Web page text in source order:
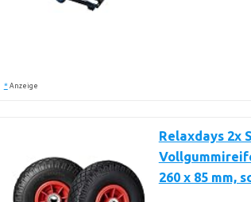
* Anzeige
Relaxdays 2x
260 x 85 mm,